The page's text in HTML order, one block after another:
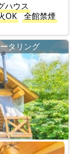
ハウス
OK
全館禁煙
タリング